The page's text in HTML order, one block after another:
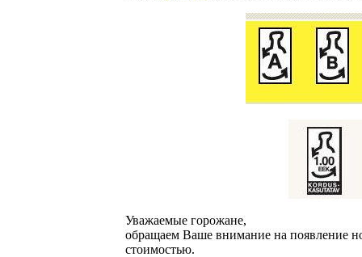
Уважаемые горожане,
обращаем Ваше внимание на появление
стоимостью.